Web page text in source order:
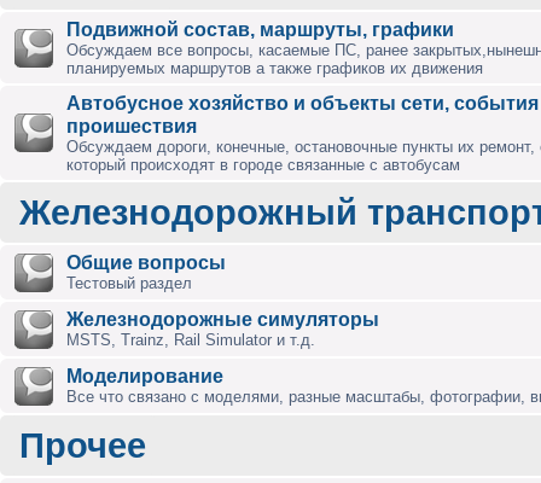
Подвижной состав, маршруты, графики
Обсуждаем все вопросы, касаемые ПС, ранее
планируемых маршрутов а также графиков их движения
Автобусное хозяйство и объекты сети,
проишествия
Обсуждаем дороги, конечные, остановочные пункты их ремонт,
который происходят в городе связанные с автобусам
Железнодорожный
Общие вопросы
Тестовый раздел
Железнодорожные симуляторы
MSTS, Trainz, Rail Simulator и т.д.
Моделирование
Все что связано с моделями, разные масштабы, фотографии,
Прочее